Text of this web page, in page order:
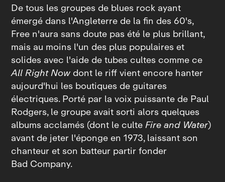
De tous les groupes de blues rock ayant
émergé dans l'Angleterre de la fin des 60's,
Free n'aura sans doute pas été le plus brillant,
mais au moins l'un des plus populaires et
solides avec l'aide de tubes cultes comme ce
All Right Nowdont le riff vient encore hanter
aujourd'hui les boutiques de guitares
électriques. Porté par la voix puissante de Paul
Rodgers, le groupe avait sorti alors quelques
albums acclamés (dont le culteFire and Water)
avant de jeter l'éponge en 1973, laissant son
chanteur et son batteur partir fonder
Bad Company.